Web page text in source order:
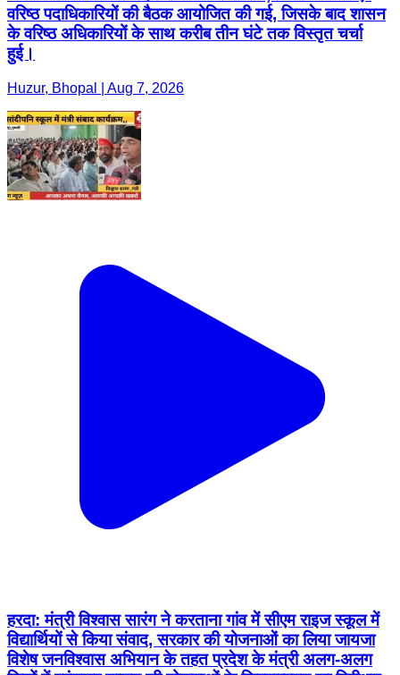
वरिष्ठ पदाधिकारियों की बैठक आयोजित की गई, जिसके बाद शासन
के वरिष्ठ अधिकारियों के साथ करीब तीन घंटे तक विस्तृत चर्चा
हुई।
Huzur, Bhopal | Aug 7, 2026
हरदा: मंत्री विश्वास सारंग ने करताना गांव में सीएम राइज स्कूल में
विद्यार्थियों से किया संवाद, सरकार की योजनाओं का लिया जायजा
विशेष जनविश्वास अभियान के तहत प्रदेश के मंत्री अलग-अलग